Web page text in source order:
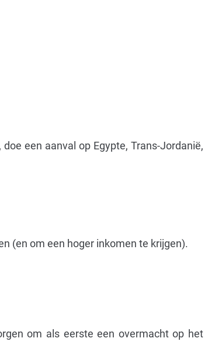
een aanval op Egypte, Trans-Jordanië,
(en om een ​​hoger inkomen te krijgen).
om als eerste een overmacht op het